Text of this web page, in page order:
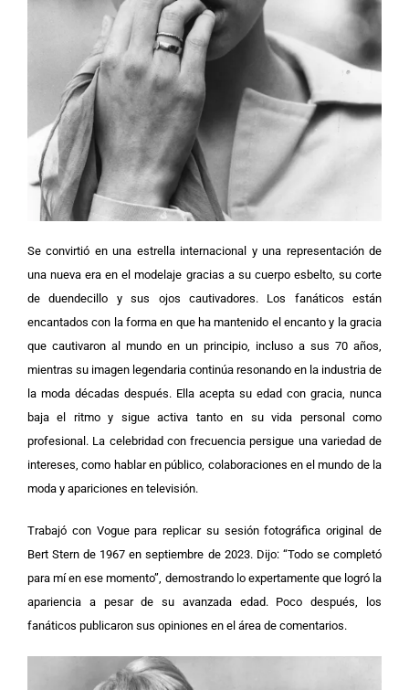
Se convirtió en una estrella internacional y una representación de
una nueva era en el modelaje gracias a su cuerpo esbelto, su corte
de duendecillo y sus ojos cautivadores. Los fanáticos están
encantados con la forma en que ha mantenido el encanto y la gracia
que cautivaron al mundo en un principio, incluso a sus 70 años,
mientras su imagen legendaria continúa resonando en la industria de
la moda décadas después. Ella acepta su edad con gracia, nunca
baja el ritmo y sigue activa tanto en su vida personal como
profesional. La celebridad con frecuencia persigue una variedad de
intereses, como hablar en público, colaboraciones en el mundo de la
moda y apariciones en televisión.
Trabajó con Vogue para replicar su sesión fotográfica original de
Bert Stern de 1967 en septiembre de 2023. Dijo: “Todo se completó
para mí en ese momento”, demostrando lo expertamente que logró la
apariencia a pesar de su avanzada edad. Poco después, los
fanáticos publicaron sus opiniones en el área de comentarios.